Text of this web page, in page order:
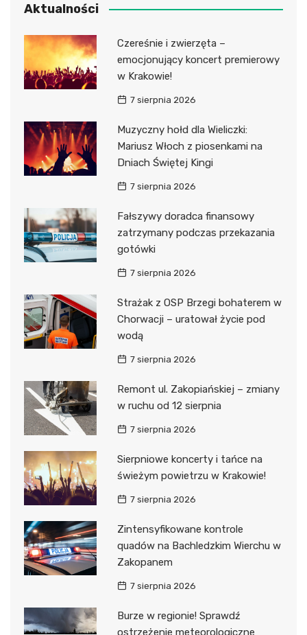
Aktualności
Czereśnie i zwierzęta –
emocjonujący koncert premierowy
w Krakowie!
7 sierpnia 2026
Muzyczny hołd dla Wieliczki:
Mariusz Włoch z piosenkami na
Dniach Świętej Kingi
7 sierpnia 2026
Fałszywy doradca finansowy
zatrzymany podczas przekazania
gotówki
7 sierpnia 2026
Strażak z OSP Brzegi bohaterem w
Chorwacji – uratował życie pod
wodą
7 sierpnia 2026
Remont ul. Zakopiańskiej – zmiany
w ruchu od 12 sierpnia
7 sierpnia 2026
Sierpniowe koncerty i tańce na
świeżym powietrzu w Krakowie!
7 sierpnia 2026
Zintensyfikowane kontrole
quadów na Bachledzkim Wierchu w
Zakopanem
7 sierpnia 2026
Burze w regionie! Sprawdź
ostrzeżenie meteorologiczne